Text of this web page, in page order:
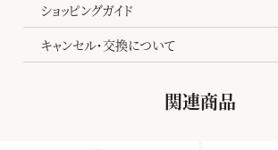
ショッピングガイド
キャンセル・交換について
関連商品